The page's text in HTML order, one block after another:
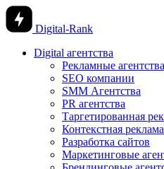
Digital-Rank
Digital агентства
Рекламные агентства
SEO компании
SMM Агентства
PR агентства
Таргетированная
Контекстная реклама
Разработка сайтов
Маркетинговые